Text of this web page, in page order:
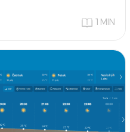
1 MIN